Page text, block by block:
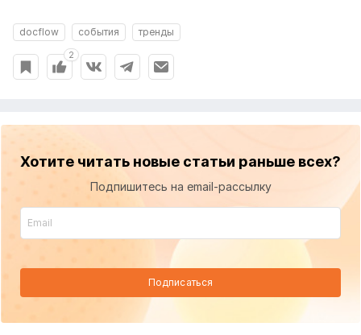
docflow события тренды
2
Хотите читать новые статьи раньше всех?
Подпишитесь на email-рассылку
Подписаться